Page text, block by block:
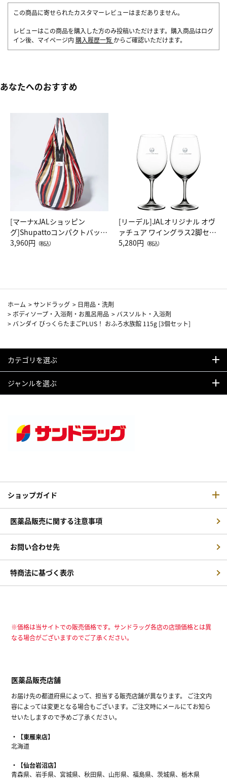
この商品に寄せられたカスタマーレビューはまだありません。
レビューはこの商品を購入した方のみ投稿いただけます。購入商品はログ
イン後、マイページ内 購入履歴一覧 からご確認いただけます。
あなたへのおすすめ
[マーナxJALショッピン
グ]Shupattoコンパクトバッグ
Drop JAL客室乗務員（LC）ス
3,960円 （税込）
[リーデル]JALオリジナル オヴ
ァチュア ワイングラス2脚セッ
ト（レッドワイン）
5,280円 （税込）
ホーム >サンドラッグ > 日用品・洗剤
> ボディソープ・入浴剤・お風呂用品 > バスソルト・入浴剤
> バンダイ びっくらたまごPLUS！ おふろ水族館 115g [3個セット]
カテゴリを選ぶ
ジャンルを選ぶ
ショップガイド
医薬品販売に関する注意事項
お問い合わせ先
特商法に基づく表示
※価格は当サイトでの販売価格です。サンドラッグ各店の店頭価格とは異
なる場合がございますのでご了承ください。
医薬品販売店舗
お届け先の都道府県によって、担当する販売店舗が異なります。 ご注文内
容によっては変更となる場合もございます。ご注文時にメールにてお知ら
せいたしますので予めご了承ください。
【東雁来店】
北海道
【仙台岩沼店】
青森県、岩手県、宮城県、秋田県、山形県、福島県、茨城県、栃木県